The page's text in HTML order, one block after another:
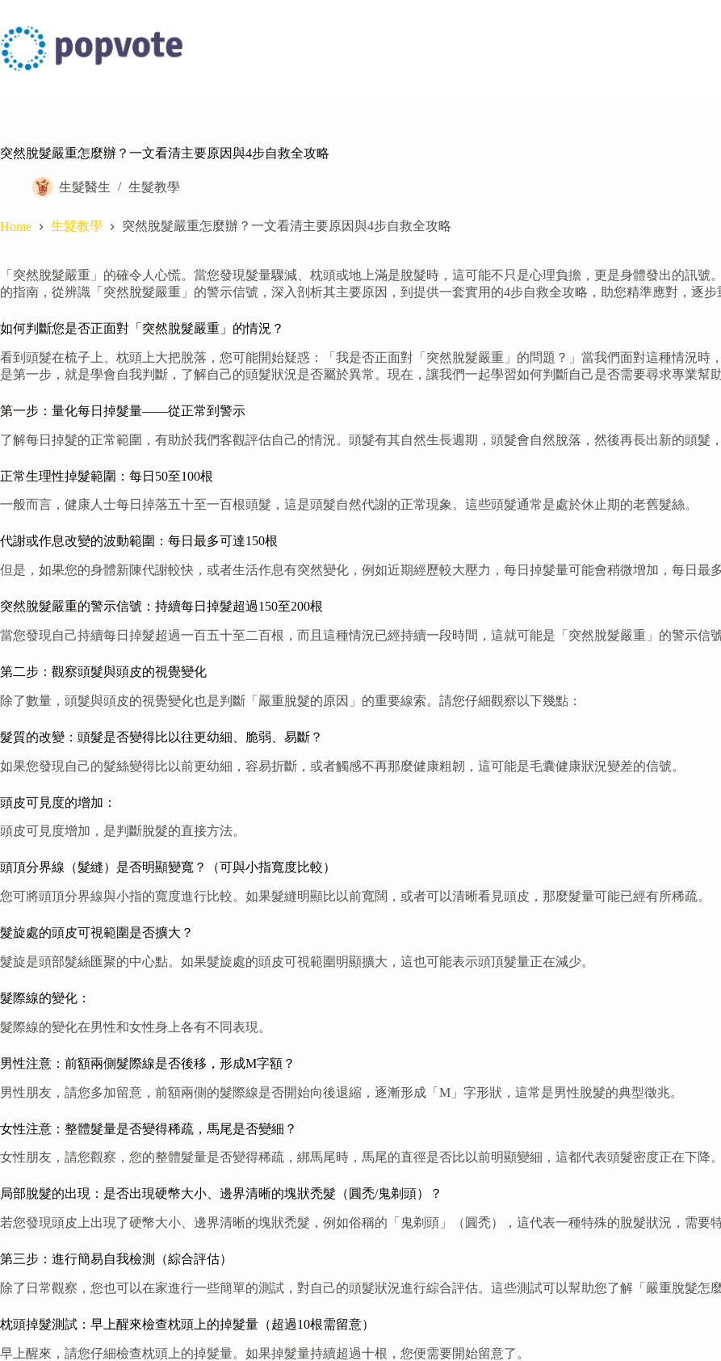
content
突然脫髮嚴重怎麼辦？一文看清主要原因與4步自救全攻略
生髮醫生 生髮教學
Home 生髮教學 突然脫髮嚴重怎麼辦？一文看清主要原因與4步自救全攻略
「突然脫髮嚴重」的確令人心慌。當您發現髮量驟減、枕頭或地上滿是脫髮時，這可能不只是心理負擔，更是身體發出的訊
的指南，從辨識「突然脫髮嚴重」的警示信號，深入剖析其主要原因，到提供一套實用的4步自救全攻略，助您精準應對，逐步
如何判斷您是否正面對「突然脫髮嚴重」的情況？
看到頭髮在梳子上、枕頭上大把脫落，您可能開始疑惑：「我是否正面對「突然脫髮嚴重」的問題？」當我們面對這種情況時
是第一步，就是學會自我判斷，了解自己的頭髮狀況是否屬於異常。現在，讓我們一起學習如何判斷自己是否需要尋求專業幫助
第一步：量化每日掉髮量——從正常到警示
了解每日掉髮的正常範圍，有助於我們客觀評估自己的情況。頭髮有其自然生長週期，頭髮會自然脫落，然後再長出新的頭髮
正常生理性掉髮範圍：每日50至100根
一般而言，健康人士每日掉落五十至一百根頭髮，這是頭髮自然代謝的正常現象。這些頭髮通常是處於休止期的老舊髮絲。
代謝或作息改變的波動範圍：每日最多可達150根
但是，如果您的身體新陳代謝較快，或者生活作息有突然變化，例如近期經歷較大壓力，每日掉髮量可能會稍微增加，每日最
突然脫髮嚴重的警示信號：持續每日掉髮超過150至200根
當您發現自己持續每日掉髮超過一百五十至二百根，而且這種情況已經持續一段時間，這就可能是「突然脫髮嚴重」的警示信
第二步：觀察頭髮與頭皮的視覺變化
除了數量，頭髮與頭皮的視覺變化也是判斷「嚴重脫髮的原因」的重要線索。請您仔細觀察以下幾點：
髮質的改變：頭髮是否變得比以往更幼細、脆弱、易斷？
如果您發現自己的髮絲變得比以前更幼細，容易折斷，或者觸感不再那麼健康粗韌，這可能是毛囊健康狀況變差的信號。
頭皮可見度的增加：
頭皮可見度增加，是判斷脫髮的直接方法。
頭頂分界線（髮縫）是否明顯變寬？（可與小指寬度比較）
您可將頭頂分界線與小指的寬度進行比較。如果髮縫明顯比以前寬闊，或者可以清晰看見頭皮，那麼髮量可能已經有所稀疏。
髮旋處的頭皮可視範圍是否擴大？
髮旋是頭部髮絲匯聚的中心點。如果髮旋處的頭皮可視範圍明顯擴大，這也可能表示頭頂髮量正在減少。
髮際線的變化：
髮際線的變化在男性和女性身上各有不同表現。
男性注意：前額兩側髮際線是否後移，形成M字額？
男性朋友，請您多加留意，前額兩側的髮際線是否開始向後退縮，逐漸形成「M」字形狀，這常是男性脫髮的典型徵兆。
女性注意：整體髮量是否變得稀疏，馬尾是否變細？
女性朋友，請您觀察，您的整體髮量是否變得稀疏，綁馬尾時，馬尾的直徑是否比以前明顯變細，這都代表頭髮密度正在下降。
局部脫髮的出現：是否出現硬幣大小、邊界清晰的塊狀禿髮（圓禿/鬼剃頭）？
若您發現頭皮上出現了硬幣大小、邊界清晰的塊狀禿髮，例如俗稱的「鬼剃頭」（圓禿），這代表一種特殊的脫髮狀況，需要特
第三步：進行簡易自我檢測（綜合評估）
除了日常觀察，您也可以在家進行一些簡單的測試，對自己的頭髮狀況進行綜合評估。這些測試可以幫助您了解「嚴重脫髮怎
枕頭掉髮測試：早上醒來檢查枕頭上的掉髮量（超過10根需留意）
早上醒來，請您仔細檢查枕頭上的掉髮量。如果掉髮量持續超過十根，您便需要開始留意了。